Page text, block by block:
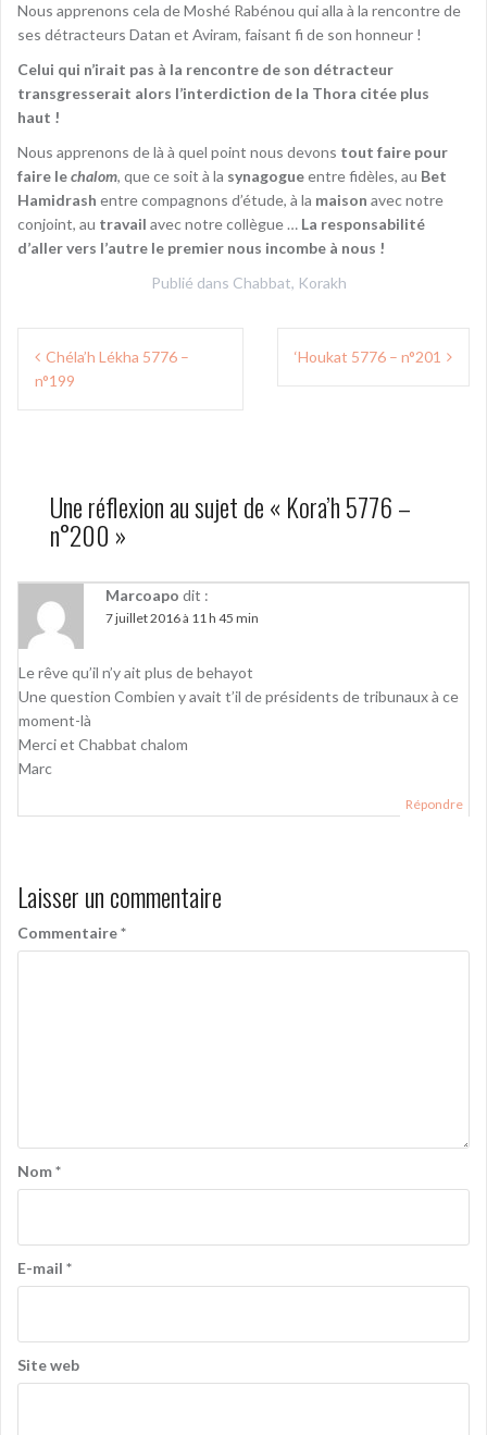
Nous apprenons cela de Moshé Rabénou qui alla à la rencontre de
ses détracteurs Datan et Aviram, faisant fi de son honneur !
Celui qui n’irait pas à la rencontre de son détracteur
transgresserait alors l’interdiction de la Thora citée plus
haut !
Nous apprenons de là à quel point nous devons tout faire pour
faire lechalom, que ce soit à la synagogueentre fidèles, au Bet
Hamidrash entre compagnons d’étude, à la maison avec notre
conjoint, au travail avec notre collègue … La responsabilité
d’aller vers l’autre le premier nous incombe à nous !
Publié dans Chabbat, Korakh
Navigation
deChéla’h Lékha 5776 –
n°199
‘Houkat 5776 – n°201
Une réflexion au sujet de « Kora’h 5776 –
n°200 »
Marcoapo dit :
7 juillet 2016 à 11 h 45 min
Le rêve qu’il n’y ait plus de behayot
Une question Combien y avait t’il de présidents de tribunaux à ce
moment-là
Merci et Chabbat chalom
Marc
Répondre
Laisser un commentaire
Commentaire*
Nom*
E-mail *
Site web